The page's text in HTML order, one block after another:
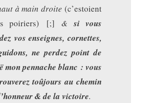
à main droite (c’estoient
poiriers) [;] &si vous
vos enseignes, cornettes,
ne perdez point de
mon pennache blanc : vous
toûjours au chemin
& de la victoire.